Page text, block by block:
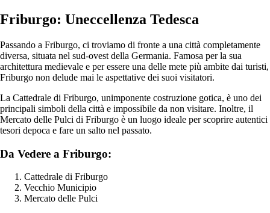
Friburgo: Uneccellenza Tedesca
Passando a Friburgo, ci troviamo di fronte a una città completamente
diversa, situata nel sud-ovest della Germania. Famosa per la sua
architettura medievale e per essere una delle mete più ambite dai turisti,
Friburgo non delude mai le aspettative dei suoi visitatori.
La Cattedrale di Friburgo, unimponente costruzione gotica, è uno dei
principali simboli della città e impossibile da non visitare. Inoltre, il
Mercato delle Pulci di Friburgo è un luogo ideale per scoprire autentici
tesori depoca e fare un salto nel passato.
Da Vedere a Friburgo:
Cattedrale di Friburgo
Vecchio Municipio
Mercato delle Pulci